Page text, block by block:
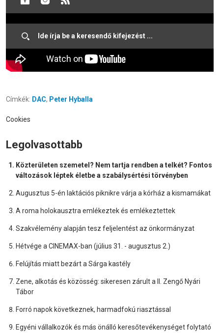
Címkék: DAC, Peter Hyballa
Cookies
Legolvasottabb
Közterületen szemetel? Nem tartja rendben a telkét? Fontos
változások léptek életbe a szabálysértési törvényben
Augusztus 5-én laktációs piknikre várja a kórház a kismamákat
A roma holokausztra emlékeztek és emlékeztettek
Szakvélemény alapján tesz feljelentést az önkormányzat
Hétvége a CINEMAX-ban (július 31. - augusztus 2.)
Felújítás miatt bezárt a Sárga kastély
Zene, alkotás és közösség: sikeresen zárult a II. Zengő Nyári
Tábor
Forró napok következnek, harmadfokú riasztással
Egyéni vállalkozók és más önálló keresőtevékenységet folytató